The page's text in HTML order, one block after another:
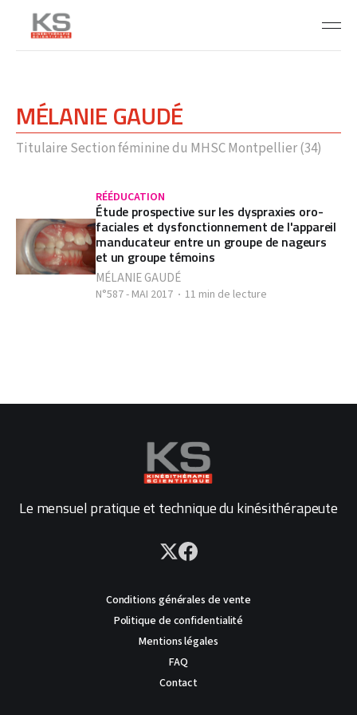
MÉLANIE GAUDÉ
Titulaire Section féminine du MHSC Montpellier (34)
RÉÉDUCATION
Étude prospective sur les dyspraxies oro-
faciales et dysfonctionnement de l'appareil
manducateur entre un groupe de nageurs
et un groupe témoins
MÉLANIE GAUDÉ
N°587 - MAI 2017 11 min de lecture
Le mensuel pratique et technique du kinésithérapeute
Conditions générales de vente
Politique de confidentialité
Mentions légales
FAQ
Contact